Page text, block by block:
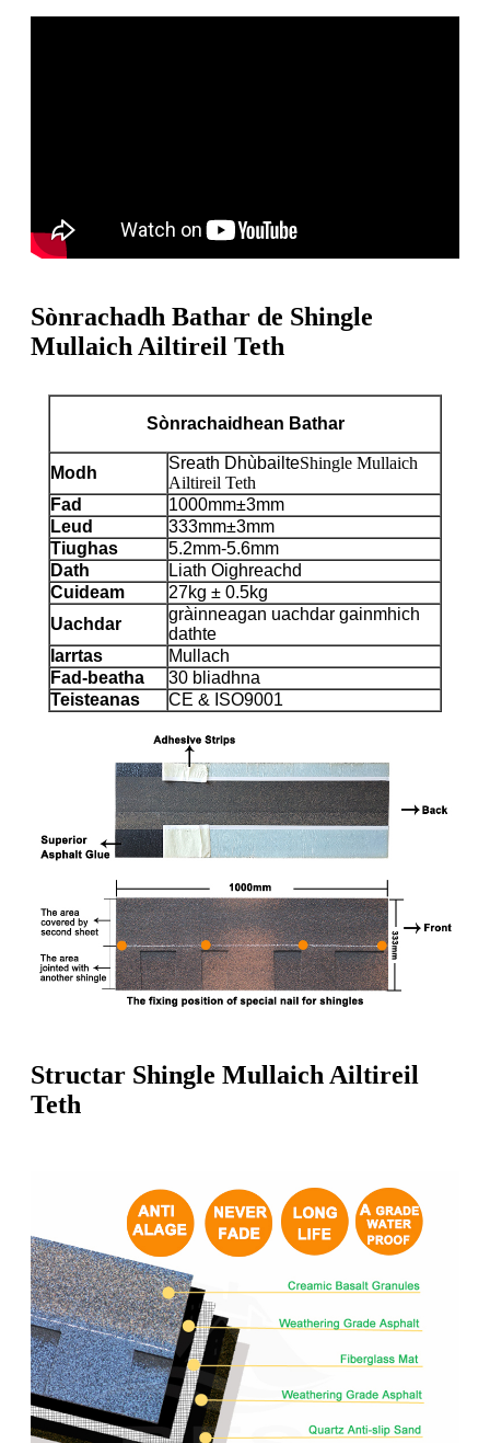
Sònrachadh Bathar de Shingle
Mullaich Ailtireil Teth
Sònrachaidhean Bathar
Modh
Sreath DhùbailteShingle Mullaich
Ailtireil Teth
Fad
1000mm±3mm
Leud
333mm±3mm
Tiughas
5.2mm-5.6mm
Dath
Liath Oighreachd
Cuideam
27kg ± 0.5kg
Uachdar
gràinneagan uachdar gainmhich
dathte
Iarrtas
Mullach
Fad-beatha
30 bliadhna
Teisteanas
CE & ISO9001
Structar Shingle Mullaich Ailtireil
Teth